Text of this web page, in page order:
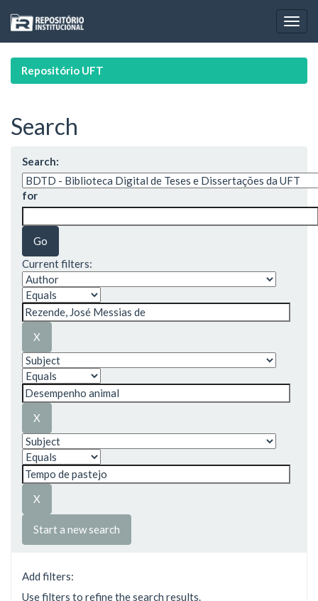
navigation
Repositório UFT
Search
Search:
for
Current filters:
Start a new search
Add filters:
Use filters to refine the search results.